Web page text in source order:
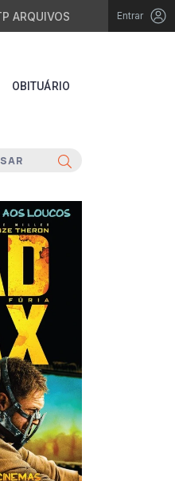
ARQUIVOS Entrar
OBITUÁRIO